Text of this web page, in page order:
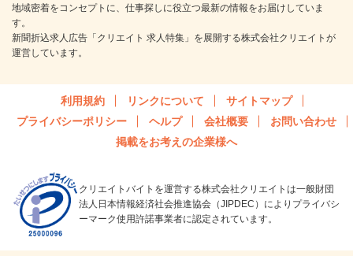
地域密着をコンセプトに、仕事探しに役立つ最新の情報をお届けしていま
す。
新聞折込求人広告「クリエイト 求人特集」を展開する株式会社クリエイトが
運営しています。
利用規約 リンクについて
サイトマップ
プライバシーポリシー
ヘルプ 会社概要
お問い合わせ
掲載をお考えの企業様へ
クリエイトバイトを運営する株式会社クリエイトは一般財団
法人日本情報経済社会推進協会（JIPDEC）によりプライバシ
ーマーク使用許諾事業者に認定されています。